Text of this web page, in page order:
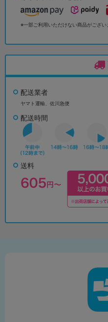
※一部ご利用いただけない商品がござい
配送業者
ヤマト運輸、佐川急便
配送時間
送料